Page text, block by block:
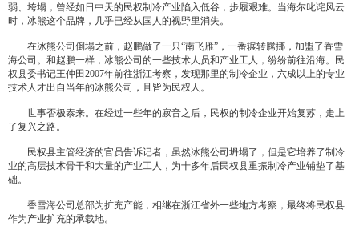
弱、垮塌，曾经如日中天的民权制冷产业陷入低谷，步履艰难。当海尔叱诧风云
时，冰熊这个品牌，几乎已经从国人的视野里消失。
在冰熊公司倒塌之前，赵鹏做了一只“南飞雁”，一番辗转腾挪，加盟了香雪
海公司。和赵鹏一样，冰熊公司的一些技术人员和产业工人，纷纷前往沿海。民
权县委书记王仲田2007年前往浙江考察，发现那里的制冷企业，六成以上的专业
技术人才出自当年的冰熊公司，且皆为民权人。
世事否极泰来。在经过一些年的寂音之后，民权的制冷企业开始复苏，走上
了复兴之路。
民权县主管经济的官员告诉记者，虽然冰熊公司坍塌了，但是它培养了制冷
业的高层技术骨干和大量的产业工人，为十多年后民权县重振制冷产业铺垫了基
础。
香雪海公司总部为扩充产能，相继在浙江省外一些地方考察，最终将民权县
作为产业扩充的承载地。